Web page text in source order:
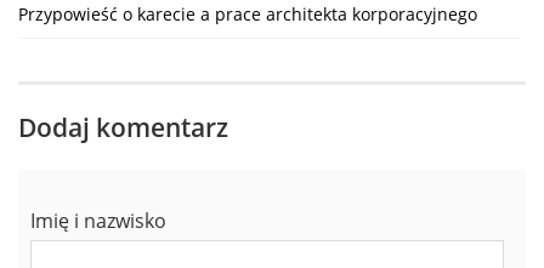
Przypowieść o karecie a prace architekta korporacyjnego
Dodaj komentarz
Imię i nazwisko